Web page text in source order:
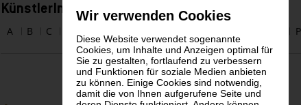
Wir verwenden Cookies
Diese Website verwendet sogenannte
Cookies, um Inhalte und Anzeigen optimal für
Sie zu gestalten, fortlaufend zu verbessern
und Funktionen für soziale Medien anbieten
zu können. Einige Cookies sind notwendig,
damit die von Ihnen aufgerufene Seite und
KünstlerInnen alphabetisch
A B C P